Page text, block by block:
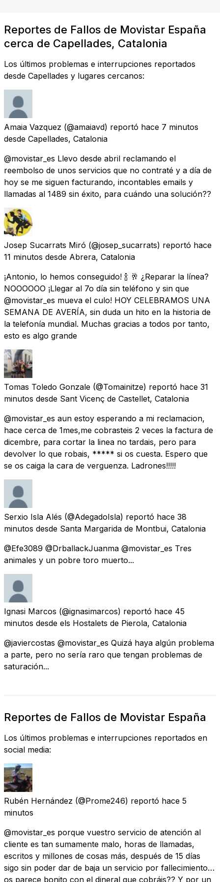
Reportes de Fallos de Movistar España
cerca de Capellades, Catalonia
Los últimos problemas e interrupciones reportados
desde Capellades y lugares cercanos:
Amaia Vazquez (@amaiavd) reportó hace 7 minutos
desde Capellades, Catalonia
@movistar_es Llevo desde abril reclamando el
reembolso de unos servicios que no contraté y a día de
hoy se me siguen facturando, incontables emails y
llamadas al 1489 sin éxito, para cuándo una solución??
Josep Sucarrats Miró (@josep_sucarrats) reportó hace
11 minutos desde Abrera, Catalonia
¡Antonio, lo hemos conseguido! 🍾 🥂 ¿Reparar la línea?
NOOOOOO ¡Llegar al 7o día sin teléfono y sin que
@movistar_es mueva el culo! HOY CELEBRAMOS UNA
SEMANA DE AVERÍA, sin duda un hito en la historia de
la telefonía mundial. Muchas gracias a todos por tanto,
esto es algo grande
Tomas Toledo Gonzale (@Tomainitze) reportó hace 31
minutos desde Sant Vicenç de Castellet, Catalonia
@movistar_es aun estoy esperando a mi reclamacion,
hace cerca de 1mes,me cobrasteis 2 veces la factura de
dicembre, para cortar la linea no tardais, pero para
devolver lo que robais, ***** si os cuesta. Espero que
se os caiga la cara de verguenza. Ladrones!!!!!
Serxio Isla Alés (@AdegadoIsla) reportó hace 38
minutos desde Santa Margarida de Montbui, Catalonia
@Efe3089 @DrballackJuanma @movistar_es Tres
animales y un pobre toro muerto...
Ignasi Marcos (@ignasimarcos) reportó hace 45
minutos desde els Hostalets de Pierola, Catalonia
@javiercostas @movistar_es Quizá haya algún problema
a parte, pero no sería raro que tengan problemas de
saturación...
Reportes de Fallos de Movistar España
Los últimos problemas e interrupciones reportados en
social media:
Rubén Hernández (@Prome246) reportó hace 5
minutos
@movistar_es porque vuestro servicio de atención al
cliente es tan sumamente malo, horas de llamadas,
escritos y millones de cosas más, después de 15 días
sigo sin poder dar de baja un servicio por fallecimiento…
os parece bonito con el dineral que cobráis?? Y por un